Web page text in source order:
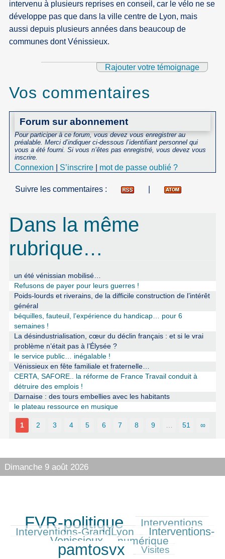
intervenu à plusieurs reprises en conseil, car le vélo ne se
développe pas que dans la ville centre de Lyon, mais
aussi depuis plusieurs années dans beaucoup de
communes dont Vénissieux.
Rajouter votre témoignage
Vos commentaires
Forum sur abonnement
Pour participer à ce forum, vous devez vous enregistrer au
préalable. Merci d’indiquer ci-dessous l’identifiant personnel qui
vous a été fourni. Si vous n’êtes pas enregistré, vous devez vous
inscrire.
Connexion S’inscrire mot de passe oublié ?
Suivre les commentaires :
Dans la même
rubrique…
un été vénissian mobilisé…
Refusons de payer pour leurs guerres !
Poids-lourds et riverains, de la difficile construction de l’intérêt
général
béquilles, fauteuil, l’expérience du handicap… pour 6
semaines !
La désindustrialisation, cœur du déclin français : et si le vrai
problème n’était pas à l’Élysée ?
le service public… inégalable !
Vénissieux en fête familiale et fraternelle…
CERTA, SAFORE.. la réforme de France Travail conduit à
détruire des emplois !
Darnaise : des tours embellies avec les habitants
le plateau ressource en musique
1 2 3 4 5 6 7 8 9 51 ∞
Dimanche 9 août 2026
714/714
FVR-politique
287/714 Interventions
315/714
Interventions-GrandLyon
326/714 Interventions-
Venissieux numérique
pamtosvx Visites